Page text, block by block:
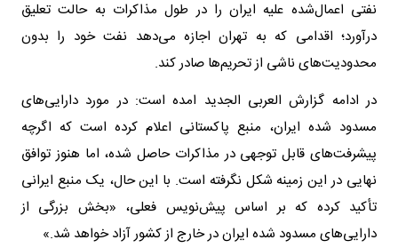
نفتی اعمال‌شده علیه ایران را در طول مذاکرات به حالت تعلیق
درآورد؛ اقدامی که به تهران اجازه می‌دهد نفت خود را بدون
محدودیت‌های ناشی از تحریم‌ها صادر کند.
در ادامه گزارش العربی الجدید امده است: در مورد دارایی‌های
مسدود شده ایران، منبع پاکستانی اعلام کرده است که اگرچه
پیشرفت‌های قابل توجهی در مذاکرات حاصل شده، اما هنوز توافق
نهایی در این زمینه شکل نگرفته است. با این حال، یک منبع ایرانی
تأکید کرده که بر اساس پیش‌نویس فعلی، «بخش بزرگی از
دارایی‌های مسدود شده ایران در خارج از کشور آزاد خواهد شد.»